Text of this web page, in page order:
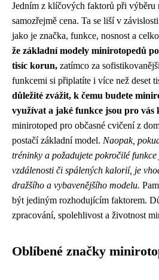
Jedním z klíčových faktorů při výběru
samozřejmě cena. Ta se liší v
jako je značka, funkce, nosnost a
že základní modely minirotopedů
tisíc korun, zatímco za
funkcemi si připlatíte i více než deset
důležité zvážit, k čemu budete
využívat a jaké funkce jsou pro vás
minirotoped pro občasné cvičení z
postačí základní model. Naopak,
tréninky a požadujete pokročilé funkce
vzdálenosti či spálených kalorií, je
dražšího a vybavenějšího modelu.
být jediným rozhodujícím faktorem.
zpracování, spolehlivost a životnost
Oblíbené značky